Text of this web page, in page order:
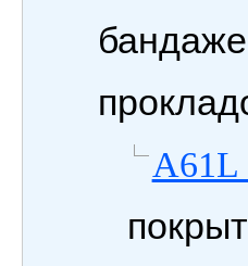
A61L